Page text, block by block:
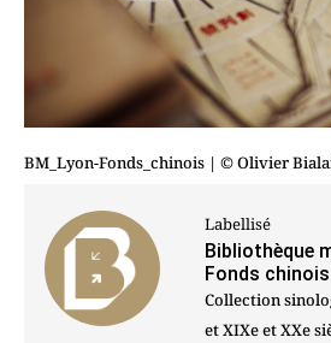
BM_Lyon-Fonds_chinois | © Olivier
Labellisé
Bibliothèque
Fonds chinois
Collection
et XIXe et XXe